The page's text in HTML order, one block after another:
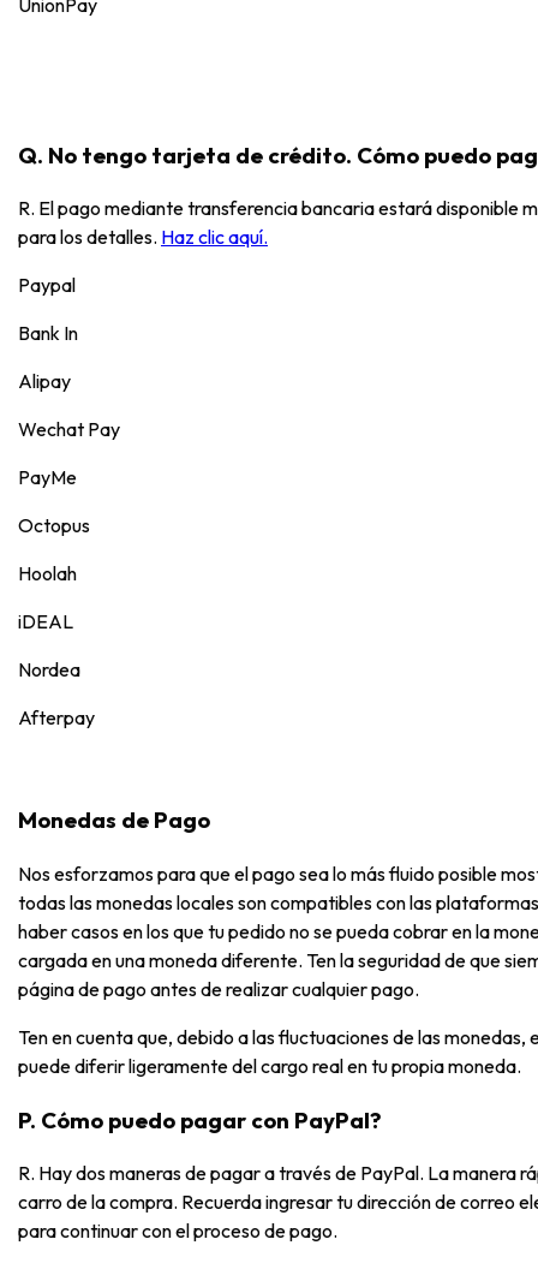
Q. No tengo tarjeta de crédito. Cómo puedo
R. El pago mediante transferencia bancaria estará disponible
para los detalles. Haz clic aquí.
Paypal
Bank In
Alipay
Wechat Pay
PayMe
Octopus
Hoolah
iDEAL
Nordea
Afterpay
Monedas de Pago
Nos esforzamos para que el pago sea lo más fluido posible
todas las monedas locales son compatibles con las
haber casos en los que tu pedido no se pueda cobrar en la
cargada en una moneda diferente. Ten la seguridad de que
página de pago antes de realizar cualquier pago.
Ten en cuenta que, debido a las fluctuaciones de las
puede diferir ligeramente del cargo real en tu propia moneda.
P. Cómo puedo pagar con PayPal?
R. Hay dos maneras de pagar a través de PayPal. La manera
carro de la compra. Recuerda ingresar tu dirección de correo
para continuar con el proceso de pago.